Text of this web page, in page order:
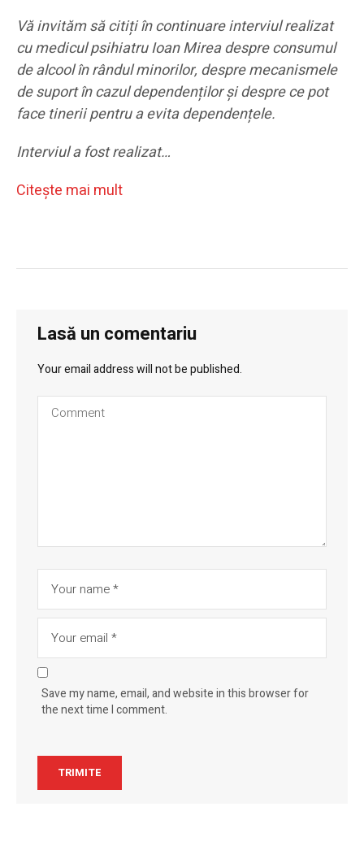
Vă invităm să citiți în continuare interviul realizat
cu medicul psihiatru Ioan Mirea despre consumul
de alcool în rândul minorilor, despre mecanismele
de suport în cazul dependenților și despre ce pot
face tinerii pentru a evita dependențele.
Interviul a fost realizat…
Citeşte mai mult
Lasă un comentariu
Your email address will not be published.
Save my name, email, and website in this browser for
the next time I comment.